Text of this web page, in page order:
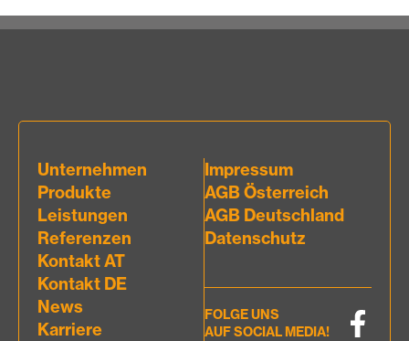
Unternehmen
Produkte
Leistungen
Referenzen
Kontakt AT
Kontakt DE
News
Karriere
Impressum
AGB Österreich
AGB Deutschland
Datenschutz
FOLGE UNS
AUF SOCIAL MEDIA!